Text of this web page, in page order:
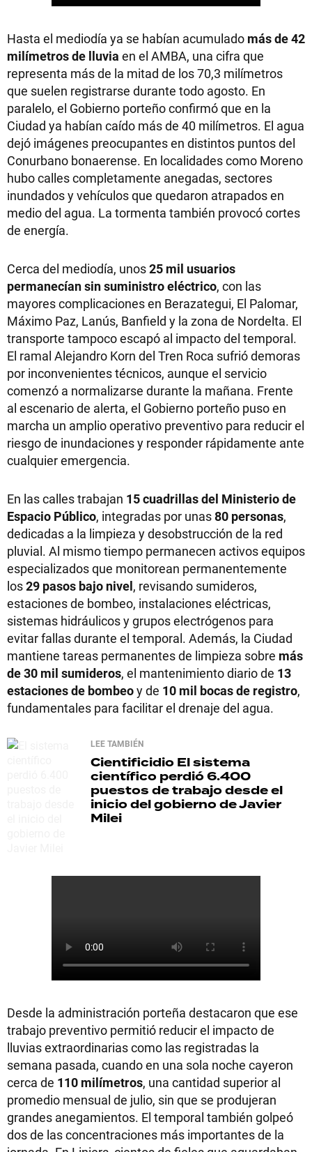
Hasta el mediodía ya se habían acumulado más de 42
milímetros de lluvia en el AMBA, una cifra que
representa más de la mitad de los 70,3 milímetros
que suelen registrarse durante todo agosto. En
paralelo, el Gobierno porteño confirmó que en la
Ciudad ya habían caído más de 40 milímetros. El agua
dejó imágenes preocupantes en distintos puntos del
Conurbano bonaerense. En localidades como Moreno
hubo calles completamente anegadas, sectores
inundados y vehículos que quedaron atrapados en
medio del agua. La tormenta también provocó cortes
de energía.
Cerca del mediodía, unos25 mil usuarios
permanecían sin suministro eléctrico, con las
mayores complicaciones en Berazategui, El Palomar,
Máximo Paz, Lanús, Banfield y la zona de Nordelta. El
transporte tampoco escapó al impacto del temporal.
El ramal Alejandro Korn del Tren Roca sufrió demoras
por inconvenientes técnicos, aunque el servicio
comenzó a normalizarse durante la mañana. Frente
al escenario de alerta, el Gobierno porteño puso en
marcha un amplio operativo preventivo para reducir el
riesgo de inundaciones y responder rápidamente ante
cualquier emergencia.
En las calles trabajan 15 cuadrillas del Ministerio de
Espacio Público, integradas por unas80 personas,
dedicadas a la limpieza y desobstrucción de la red
pluvial. Al mismo tiempo permanecen activos equipos
especializados que monitorean permanentemente
los29 pasos bajo nivel, revisando sumideros,
estaciones de bombeo, instalaciones eléctricas,
sistemas hidráulicos y grupos electrógenos para
evitar fallas durante el temporal. Además, la Ciudad
mantiene tareas permanentes de limpieza sobre más
de 30 mil sumideros, el mantenimiento diario de 13
estaciones de bombeoy de 10 mil bocas de registro,
fundamentales para facilitar el drenaje del agua.
LEE TAMBIÉN
Cientificidio El sistema
científico perdió 6.400
puestos de trabajo desde el
inicio del gobierno de Javier
Milei
Desde la administración porteña destacaron que ese
trabajo preventivo permitió reducir el impacto de
lluvias extraordinarias como las registradas la
semana pasada, cuando en una sola noche cayeron
cerca de 110 milímetros, una cantidad superior al
promedio mensual de julio, sin que se produjeran
grandes anegamientos. El temporal también golpeó
dos de las concentraciones más importantes de la